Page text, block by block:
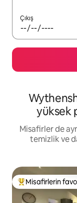
Çıkış
yüksek
Misafirler de
temizlik ve
Misafirlerin
Misafirlerin